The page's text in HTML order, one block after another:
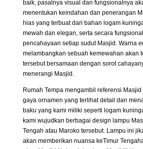
baik, pasalnya visual dan fungsionalnya
menentukan keindahan dan penerangan
hias yang terbuat dari bahan logam
mewah dan elegan, serta secara
pencahayaan setiap sudut Masjid. Warna
melambangkan sebuah kemewahan akan
tersebut bersamaan dengan sorot
menerangi Masjid.
Rumah Tempa mengambil referensi
gaya ornamen yang terlihat detail dan
baku yang kami miliki seperti logam
kami wujudkan berbagai design lampu
Tengah atau Maroko tersebut. Lampu ini
akan memberikan nuansa keTimur